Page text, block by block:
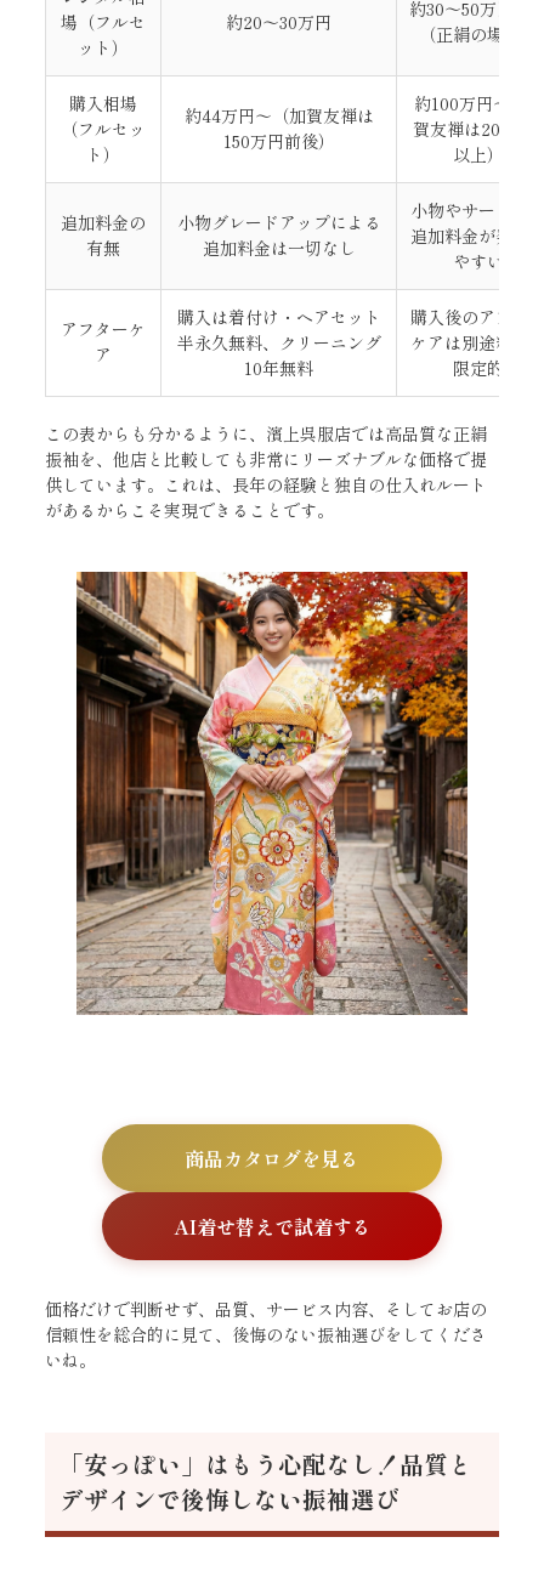
場（フルセ
ット）
約20〜30万円
約30〜50万円以
（正絹の場合）
購入相場
（フルセッ
ト）
約44万円〜（加賀友禅は
150万円前後）
約100万円〜（加
賀友禅は200万円
以上）
追加料金の
有無
小物グレードアップによる
追加料金は一切なし
小物やサービス
追加料金が発生
やすい
アフターケ
ア
購入は着付け・ヘアセット
半永久無料、クリーニング
10年無料
購入後のアフタ
ケアは別途料金
限定的
この表からも分かるように、濱上呉服店では高品質な正絹
振袖を、他店と比較しても非常にリーズナブルな価格で提
供しています。これは、長年の経験と独自の仕入れルート
があるからこそ実現できることです。
商品カタログを見る
AI着せ替えで試着する
価格だけで判断せず、品質、サービス内容、そしてお店の
信頼性を総合的に見て、後悔のない振袖選びをしてくださ
いね。
「安っぽい」はもう心配なし！品質と
デザインで後悔しない振袖選び